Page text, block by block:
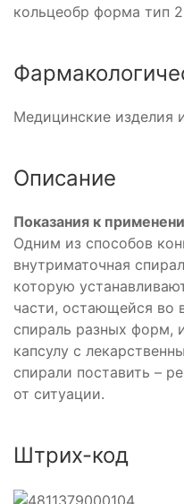
кольцеобр форма тип 2
Медицинские изделия
Описание
Показания к
Одним из способов
внутриматочная
которую
части, остающейся во
спираль разных форм,
капсулу с
спирали поставить –
от ситуации.
Штрих-код